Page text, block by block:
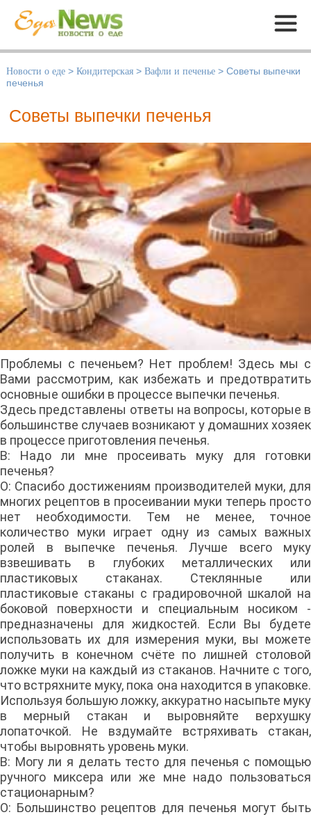
Меню
Новости о еде > Кондитерская > Вафли и печенье > Советы выпечки
печенья
Советы выпечки печенья
Проблемы с печеньем? Нет проблем! Здесь мы с
Вами рассмотрим, как избежать и предотвратить
основные ошибки в процессе выпечки печенья.
Здесь представлены ответы на вопросы, которые в
большинстве случаев возникают у домашних хозяек
в процессе приготовления печенья.
В: Надо ли мне просеивать муку для готовки
печенья?
О: Спасибо достижениям производителей муки, для
многих рецептов в просеивании муки теперь просто
нет необходимости. Тем не менее, точное
количество муки играет одну из самых важных
ролей в выпечке печенья. Лучше всего муку
взвешивать в глубоких металлических или
пластиковых стаканах. Стеклянные или
пластиковые стаканы с градировочной шкалой на
боковой поверхности и специальным носиком -
предназначены для жидкостей. Если Вы будете
использовать их для измерения муки, вы можете
получить в конечном счёте по лишней столовой
ложке муки на каждый из стаканов. Начните с того,
что встряхните муку, пока она находится в упаковке.
Используя большую ложку, аккуратно насыпьте муку
в мерный стакан и выровняйте верхушку
лопаточкой. Не вздумайте встряхивать стакан,
чтобы выровнять уровень муки.
В: Могу ли я делать тесто для печенья с помощью
ручного миксера или же мне надо пользоваться
стационарным?
О: Большинство рецептов для печенья могут быть